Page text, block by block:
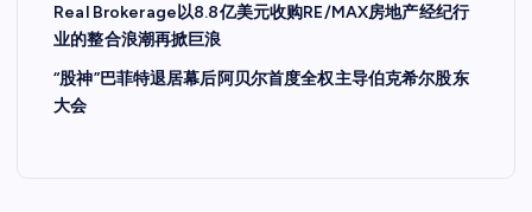
Real Brokerage以8.8亿美元收购RE/MAX房地产经纪行
业的整合浪潮再掀巨浪
“股神”巴菲特退居幕后阿贝尔首度全权主导伯克希尔股东
大会